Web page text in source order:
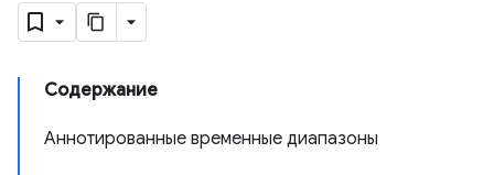
Содержание
Аннотированные временные диапазоны